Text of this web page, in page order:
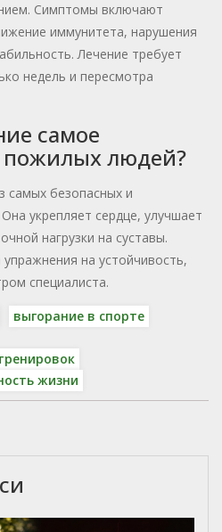
Симптомы включают
иммунитета, нарушения
Лечение требует
недель и пересмотра
самое
пожилых людей?
самых безопасных и
укрепляет сердце, улучшает
нагрузки на суставы.
на устойчивость,
специалиста.
выгорание в спорте
жизни